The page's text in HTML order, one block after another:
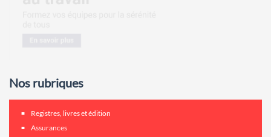
Nos rubriques
Registres, livres et édition
Assurances